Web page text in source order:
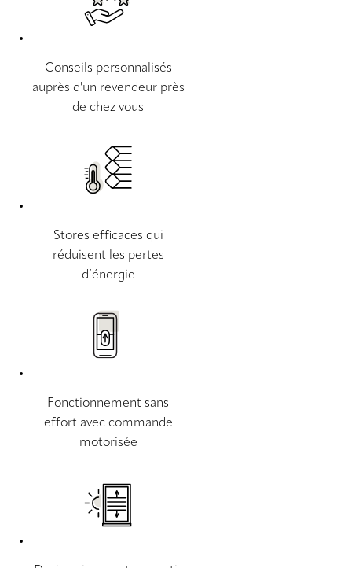
Conseils personnalisés
auprès d'un revendeur près
de chez vous
Stores efficaces qui
réduisent les pertes
d’énergie
Fonctionnement sans
effort avec commande
motorisée